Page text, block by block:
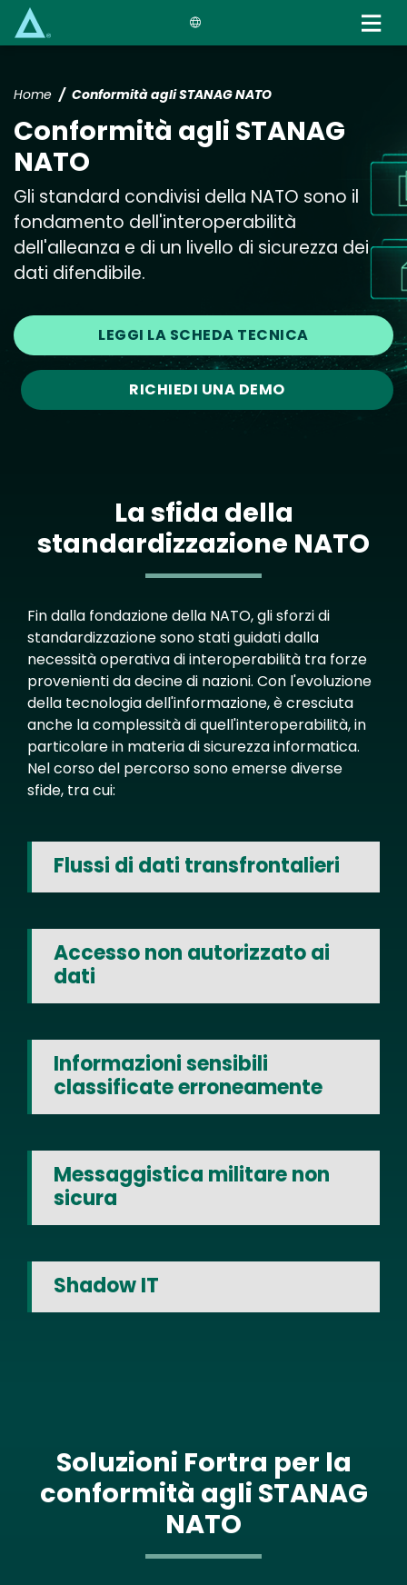
Home Conformità agli STANAG NATO
Conformità agli STANAG
NATO
Gli standard condivisi della NATO sono il
fondamento dell'interoperabilità
dell'alleanza e di un livello di sicurezza dei
dati difendibile.
LEGGI LA SCHEDA TECNICA
RICHIEDI UNA DEMO
La sfida della
standardizzazione NATO
Text
Fin dalla fondazione della NATO, gli sforzi di
standardizzazione sono stati guidati dalla
necessità operativa di interoperabilità tra forze
provenienti da decine di nazioni. Con l'evoluzione
della tecnologia dell'informazione, è cresciuta
anche la complessità di quell'interoperabilità, in
particolare in materia di sicurezza informatica.
Nel corso del percorso sono emerse diverse
sfide, tra cui:
Flussi di dati transfrontalieri
Accesso non autorizzato ai
dati
Informazioni sensibili
classificate erroneamente
Messaggistica militare non
sicura
Shadow IT
Soluzioni Fortra per la
conformità agli STANAG
NATO